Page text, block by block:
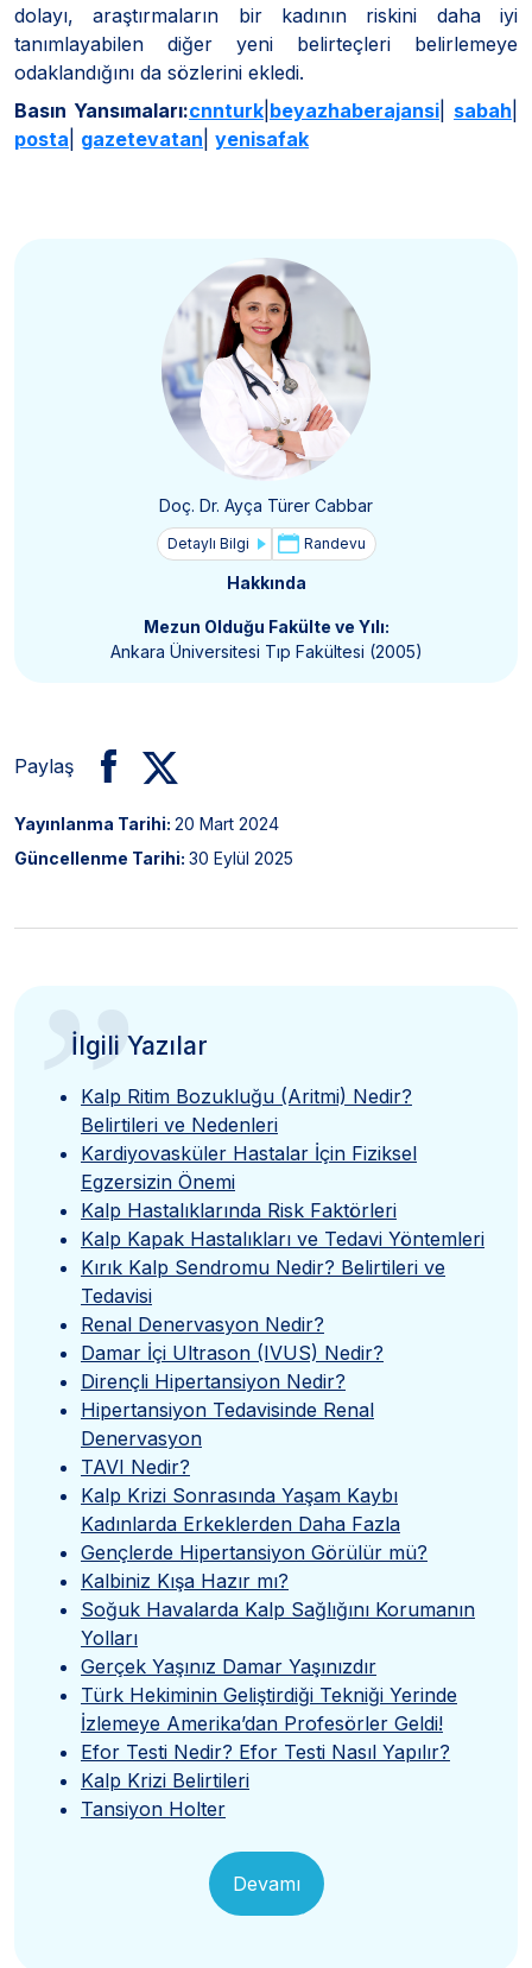
dolayı, araştırmaların bir kadının riskini daha iyi
tanımlayabilen diğer yeni belirteçleri belirlemeye
odaklandığını da sözlerini ekledi.
Basın Yansımaları:cnnturk beyazhaberajansi sabah
posta gazetevatan yenisafak
Doç. Dr. Ayça Türer Cabbar
Detaylı Bilgi Randevu
Hakkında
Mezun Olduğu Fakülte ve Yılı:
Ankara Üniversitesi Tıp Fakültesi (2005)
Paylaş
Yayınlanma Tarihi: 20 Mart 2024
Güncellenme Tarihi: 30 Eylül 2025
”
İlgili Yazılar
Kalp Ritim Bozukluğu (Aritmi) Nedir?
Belirtileri ve Nedenleri
Kardiyovasküler Hastalar İçin Fiziksel
Egzersizin Önemi
Kalp Hastalıklarında Risk Faktörleri
Kalp Kapak Hastalıkları ve Tedavi Yöntemleri
Kırık Kalp Sendromu Nedir? Belirtileri ve
Tedavisi
Renal Denervasyon Nedir?
Damar İçi Ultrason (IVUS) Nedir?
Dirençli Hipertansiyon Nedir?
Hipertansiyon Tedavisinde Renal
Denervasyon
TAVI Nedir?
Kalp Krizi Sonrasında Yaşam Kaybı
Kadınlarda Erkeklerden Daha Fazla
Gençlerde Hipertansiyon Görülür mü?
Kalbiniz Kışa Hazır mı?
Soğuk Havalarda Kalp Sağlığını Korumanın
Yolları
Gerçek Yaşınız Damar Yaşınızdır
Türk Hekiminin Geliştirdiği Tekniği Yerinde
İzlemeye Amerika’dan Profesörler Geldi!
Efor Testi Nedir? Efor Testi Nasıl Yapılır?
Kalp Krizi Belirtileri
Tansiyon Holter
Devamı